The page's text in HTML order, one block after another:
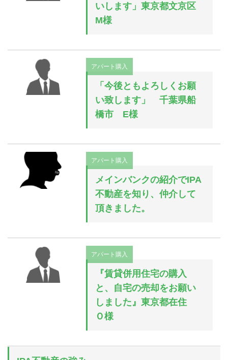
いします」東京都文京区
M様
アパート購入
「今後ともよろしくお願
い致します」 千葉県船
橋市 E様
アパート購入
メインバンクの紹介でIPA
不動産を知り、仲介して
頂きました。
アパート購入
『賃貸併用住宅の購入
と、自宅の売却をお願い
しました』東京都在住
Ｏ様